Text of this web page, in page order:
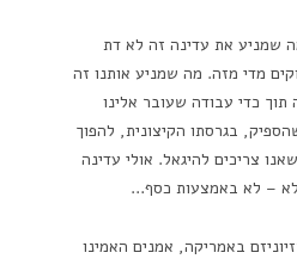
שמניע את עדינה זה לא דת
מדי מזה. מה שמניע אותנו זה
תוך כדי עבודה שעובר אלינו
בגרסתו הקיצונית, להפוך
צריכים להיגאל. אולי עדינה
– לא באמצעות כסף…
באמריקה, אמנים האמינו